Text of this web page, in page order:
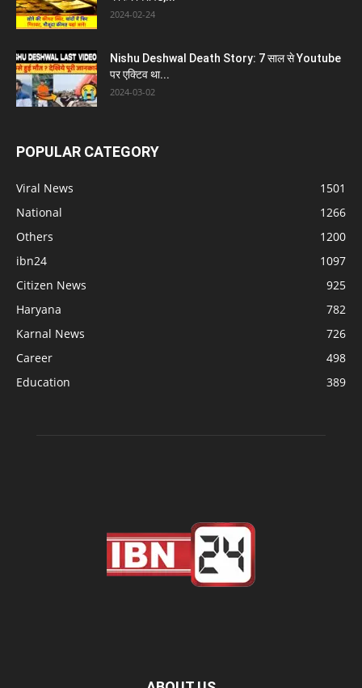
2024-02-24
Nishu Deshwal Death Story: 7 साल से Youtube
पर एक्टिव था...
2024-03-02
POPULAR CATEGORY
Viral News
1501
National
1266
Others
1200
ibn24
1097
Citizen News
925
Haryana
782
Karnal News
726
Career
498
Education
389